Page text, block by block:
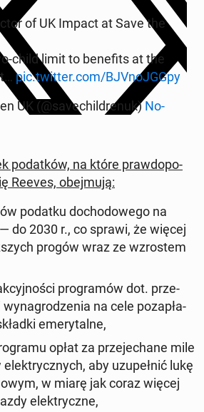
of UK Impact at Save the
child limit to be­ne­fits at the
pic.twitter.com/BJVnoJG­G­py
UK (@sa­ve­chil­dre­nuk)No­
po­dat­ków, na które praw­do­po­
Reeves, obej­mu­ją:
podatku do­cho­do­we­go na
do 2030 r., co sprawi, że więcej
progów wraz ze wzro­stem
pro­gra­mów dot. prze­
na cele po­za­pła­
eme­ry­tal­ne,
opłat za prze­je­cha­ne mile
aby uzu­peł­nić lukę
w miarę jak coraz więcej
elek­trycz­ne,